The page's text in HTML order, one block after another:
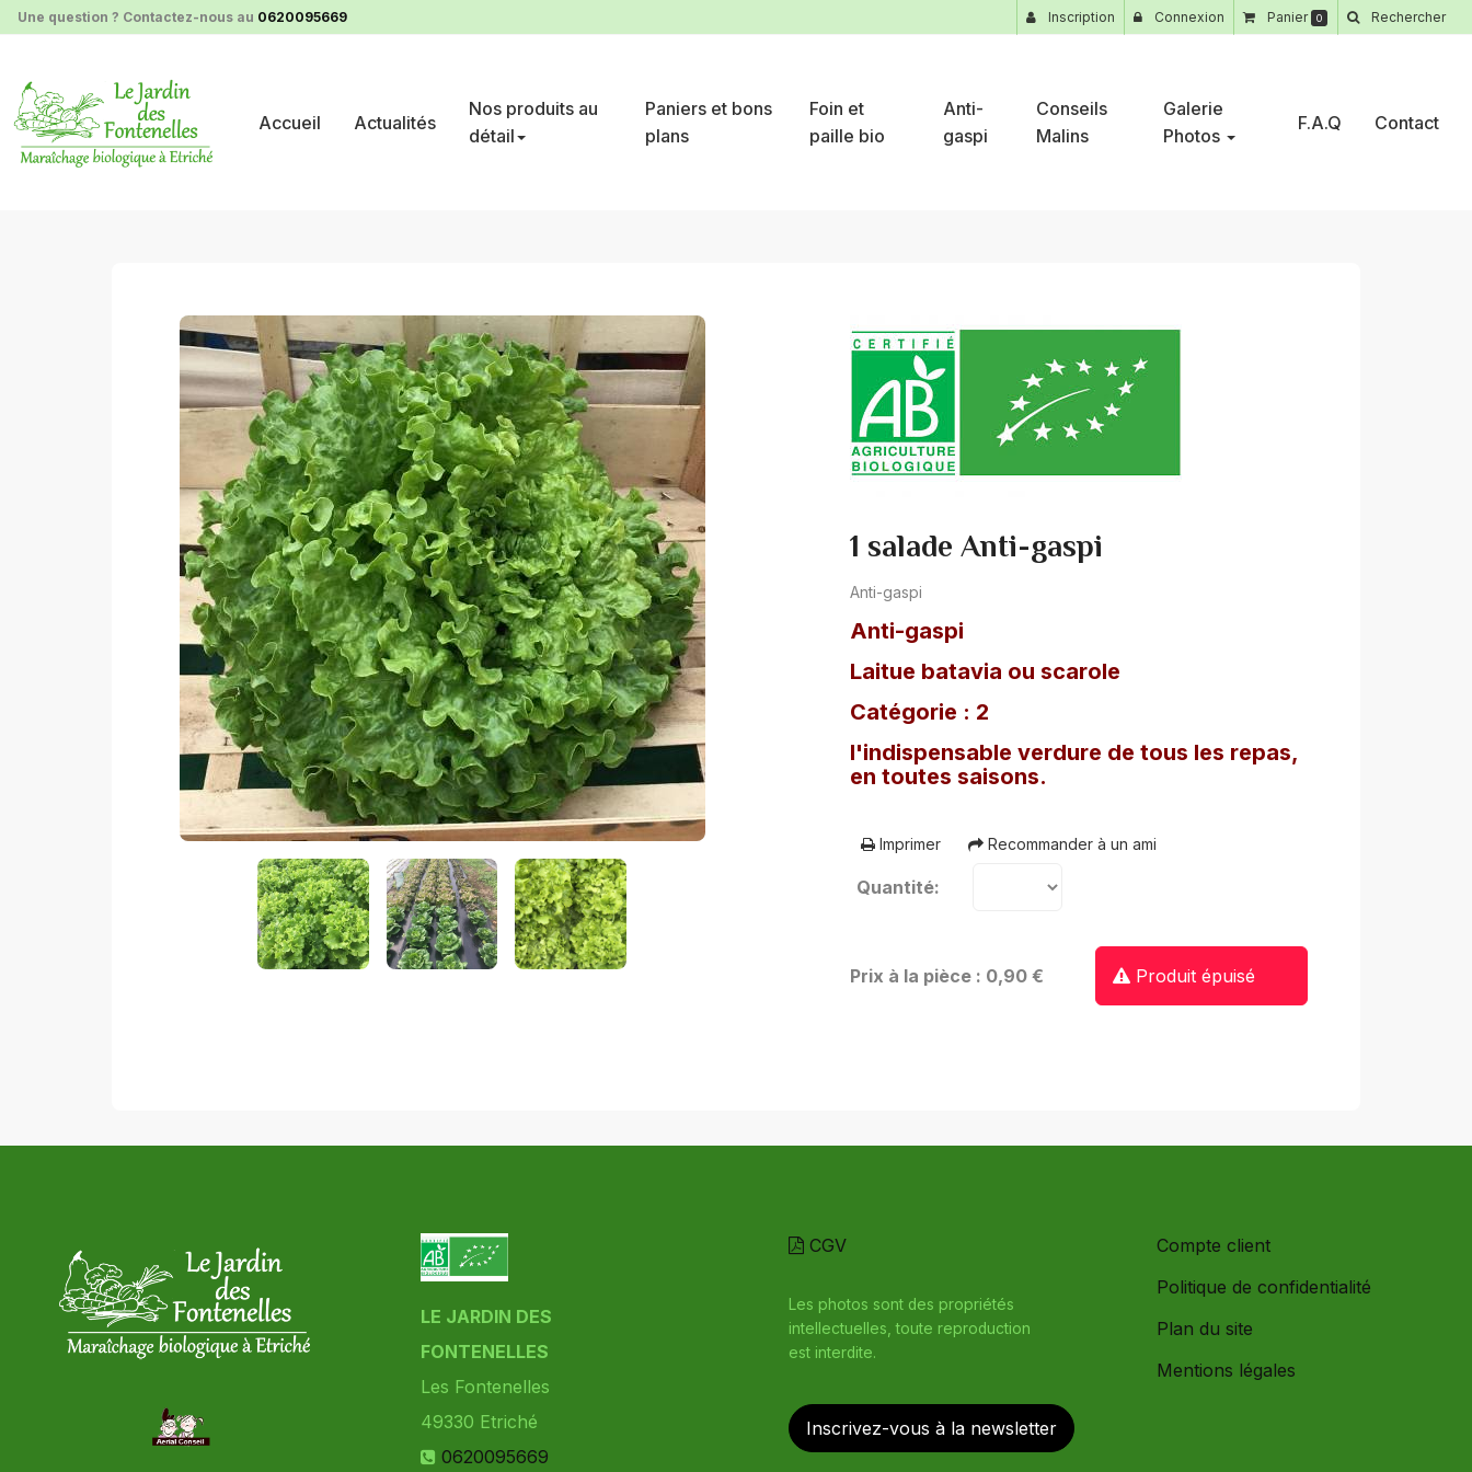
Panneau de gestion des cookies
Accueil Actualités
Nos produits au
détail
Paniers et bons
plans
Foin et
paille bio
Anti-
gaspi
Conseils
Malins
Galerie
Photos
F.A.Q Contact
1 salade Anti-gaspi
Anti-gaspi
Anti-gaspi
Laitue batavia ou scarole
Catégorie : 2
l'indispensable verdure de tous les repas,
en toutes saisons.
Imprimer Recommander à un ami
Quantité:
Prix à la pièce : 0,90 € Produit épuisé
Une question ? Contactez-nous au 0620095669 Inscription Connexion Panier 0 Rechercher
LE JARDIN DES
FONTENELLES
Les Fontenelles
49330 Etriché
0620095669
CGV
Les photos sont des propriétés
intellectuelles, toute reproduction
est interdite.
Inscrivez-vous à la newsletter
Compte client
Politique de confidentialité
Plan du site
Mentions légales